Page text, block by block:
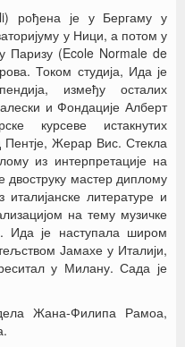
рођена је у Бергаму у
у Ници, а потом у
Паризу (Ecole Normale de
Током студија, Ида је
између осталих
и Фондације Алберт
курсеве истакнутих
Жерар Вис. Стекла
из интерпретације на
двоструку мастер диплому
литературе и
на тему музичке
Ида је наступала широм
Јамахе у Италији,
у Милану. Сада је
Жана-Филипа Рамоа,